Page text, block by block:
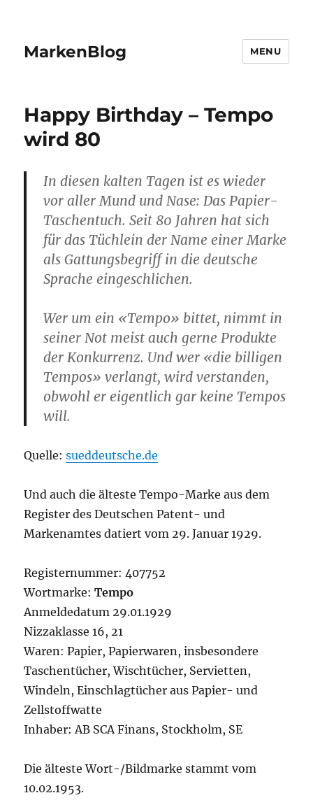
MarkenBlog MENU
Happy Birthday – Tempo
wird 80
In diesen kalten Tagen ist es wieder
vor aller Mund und Nase: Das Papier-
Taschentuch. Seit 80 Jahren hat sich
für das Tüchlein der Name einer Marke
als Gattungsbegriff in die deutsche
Sprache eingeschlichen.
Wer um ein «Tempo» bittet, nimmt in
seiner Not meist auch gerne Produkte
der Konkurrenz. Und wer «die billigen
Tempos» verlangt, wird verstanden,
obwohl er eigentlich gar keine Tempos
will.
Quelle:sueddeutsche.de
Und auch die älteste Tempo-Marke aus dem
Register des Deutschen Patent- und
Markenamtes datiert vom 29. Januar 1929.
Registernummer: 407752
Wortmarke:Tempo
Anmeldedatum 29.01.1929
Nizzaklasse 16, 21
Waren: Papier, Papierwaren, insbesondere
Taschentücher, Wischtücher, Servietten,
Windeln, Einschlagtücher aus Papier- und
Zellstoffwatte
Inhaber: AB SCA Finans, Stockholm, SE
Die älteste Wort-/Bildmarke stammt vom
10.02.1953.